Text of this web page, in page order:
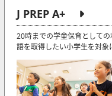
J PREP A+
20時までの学童保育として
語を取得したい小学生を対象